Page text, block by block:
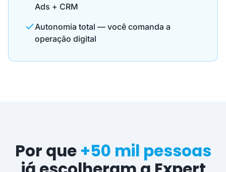
Ads + CRM
Autonomia total — você comanda a
operação digital
Por que +50 mil pessoas